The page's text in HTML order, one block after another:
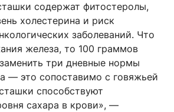
содержат фитостеролы,
холестерина и риск
заболеваний. Что
железа, то 100 граммов
три дневные нормы
— это сопоставимо с говяжьей
способствуют
сахара в крови», —